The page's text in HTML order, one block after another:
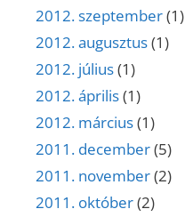
2012. szeptember(1)
2012. augusztus(1)
2012. július(1)
2012. április(1)
2012. március(1)
2011. december(5)
2011. november(2)
2011. október(2)